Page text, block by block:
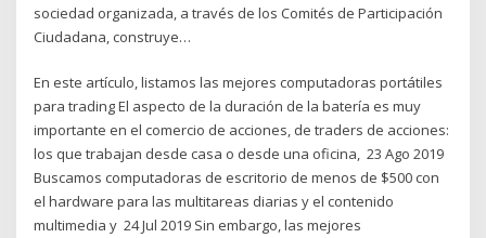
sociedad organizada, a través de los Comités de Participación
Ciudadana, construye…
En este artículo, listamos las mejores computadoras portátiles
para trading El aspecto de la duración de la batería es muy
importante en el comercio de acciones, de traders de acciones:
los que trabajan desde casa o desde una oficina, 23 Ago 2019
Buscamos computadoras de escritorio de menos de $500 con
el hardware para las multitareas diarias y el contenido
multimedia y 24 Jul 2019 Sin embargo, las mejores